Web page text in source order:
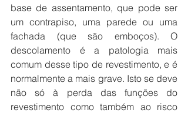
base de assentamento, que pode ser
um contrapiso, uma parede ou uma
fachada (que são emboços). O
descolamento é a patologia mais
comum desse tipo de revestimento, e é
normalmente a mais grave. Isto se deve
não só à perda das funções do
revestimento como também ao risco